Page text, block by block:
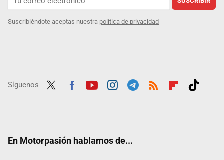
Suscribiéndote aceptas nuestra política de privacidad
Síguenos
En Motorpasión hablamos de...